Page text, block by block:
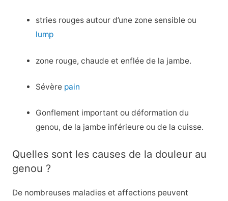
stries rouges autour d’une zone sensible ou
lump
zone rouge, chaude et enflée de la jambe.
Sévère pain
Gonflement important ou déformation du
genou, de la jambe inférieure ou de la cuisse.
Quelles sont les causes de la douleur au
genou ?
De nombreuses maladies et affections peuvent